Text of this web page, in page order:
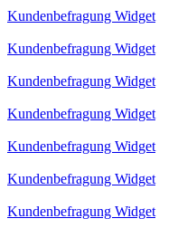
Kundenbefragung Widget
Kundenbefragung Widget
Kundenbefragung Widget
Kundenbefragung Widget
Kundenbefragung Widget
Kundenbefragung Widget
Kundenbefragung Widget